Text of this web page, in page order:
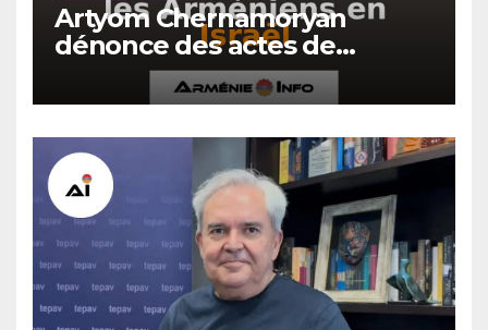
Artyom Chernamoryan
dénonce des actes de
hooliganisme contre les
Arméniens en Israël